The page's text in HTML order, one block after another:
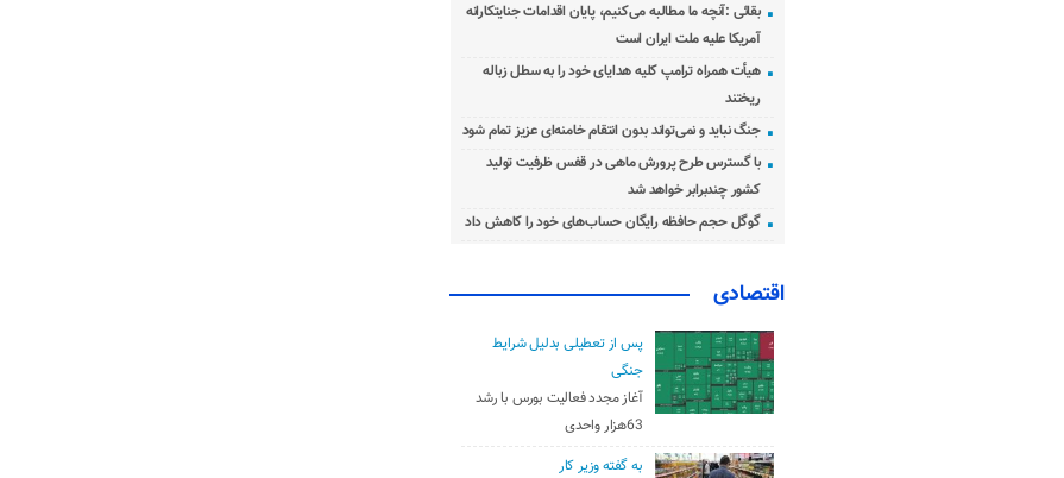
بقائی :آنچه ما مطالبه می‌کنیم، پایان اقدامات جنایتکارانه
آمریکا علیه ملت ایران است
هیأت همراه ترامپ کلیه هدایای خود را به سطل زباله
ریختند
جنگ نباید و نمی‌تواند بدون انتقام خامنه‌ای عزیز تمام شود
با گسترس طرح پرورش ماهی در قفس ظرفیت تولید
کشور چندبرابر خواهد شد
گوگل حجم حافظه رایگان حساب‌های خود را کاهش داد
اقتصادی
پس از تعطیلی بدلیل شرایط
جنگی
آغاز مجدد فعالیت بورس با رشد
63هزار واحدی
به گفته وزیر کار